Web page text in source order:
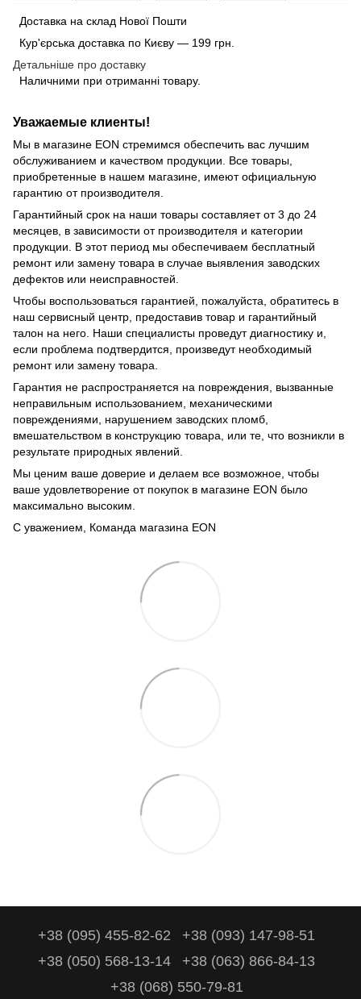
Доставка на склад Нової Пошти
Кур'єрська доставка по Києву — 199 грн.
Детальніше про доставку
Наличними при отриманні товару.
Уважаемые клиенты!
Мы в магазине EON стремимся обеспечить вас лучшим
обслуживанием и качеством продукции. Все товары,
приобретенные в нашем магазине, имеют официальную
гарантию от производителя.
Гарантийный срок на наши товары составляет от 3 до 24
месяцев, в зависимости от производителя и категории
продукции. В этот период мы обеспечиваем бесплатный
ремонт или замену товара в случае выявления заводских
дефектов или неисправностей.
Чтобы воспользоваться гарантией, пожалуйста, обратитесь в
наш сервисный центр, предоставив товар и гарантийный
талон на него. Наши специалисты проведут диагностику и,
если проблема подтвердится, произведут необходимый
ремонт или замену товара.
Гарантия не распространяется на повреждения, вызванные
неправильным использованием, механическими
повреждениями, нарушением заводских пломб,
вмешательством в конструкцию товара, или те, что возникли в
результате природных явлений.
Мы ценим ваше доверие и делаем все возможное, чтобы
ваше удовлетворение от покупок в магазине EON было
максимально высоким.
С уважением, Команда магазина EON
+38 (095) 455-82-62
+38 (093) 147-98-51
+38 (050) 568-13-14
+38 (063) 866-84-13
+38 (068) 550-79-81